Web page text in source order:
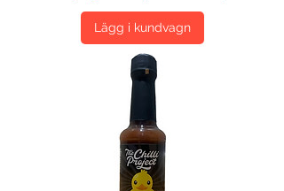
Lägg i kundvagn